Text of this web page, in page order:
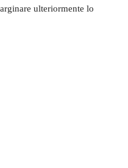
ulteriormente lo